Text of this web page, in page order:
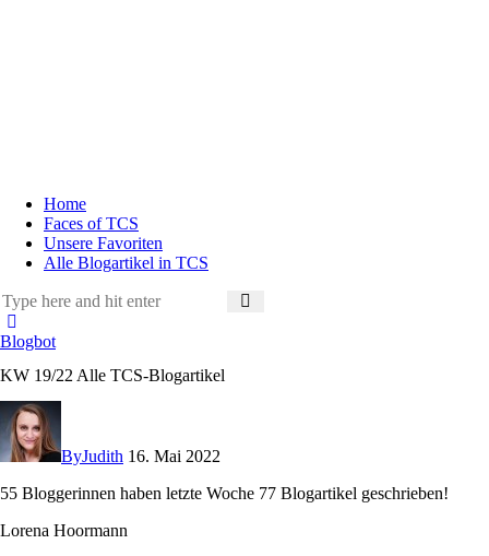
Home
Faces of TCS
Unsere Favoriten
Alle Blogartikel in TCS
Blogbot
KW 19/22 Alle TCS-Blogartikel
ByJudith 16. Mai 2022
55 Bloggerinnen haben letzte Woche 77 Blogartikel geschrieben!
Lorena Hoormann